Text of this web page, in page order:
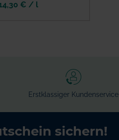
€ / l
Erstklassiger Kundenservice
sichern!